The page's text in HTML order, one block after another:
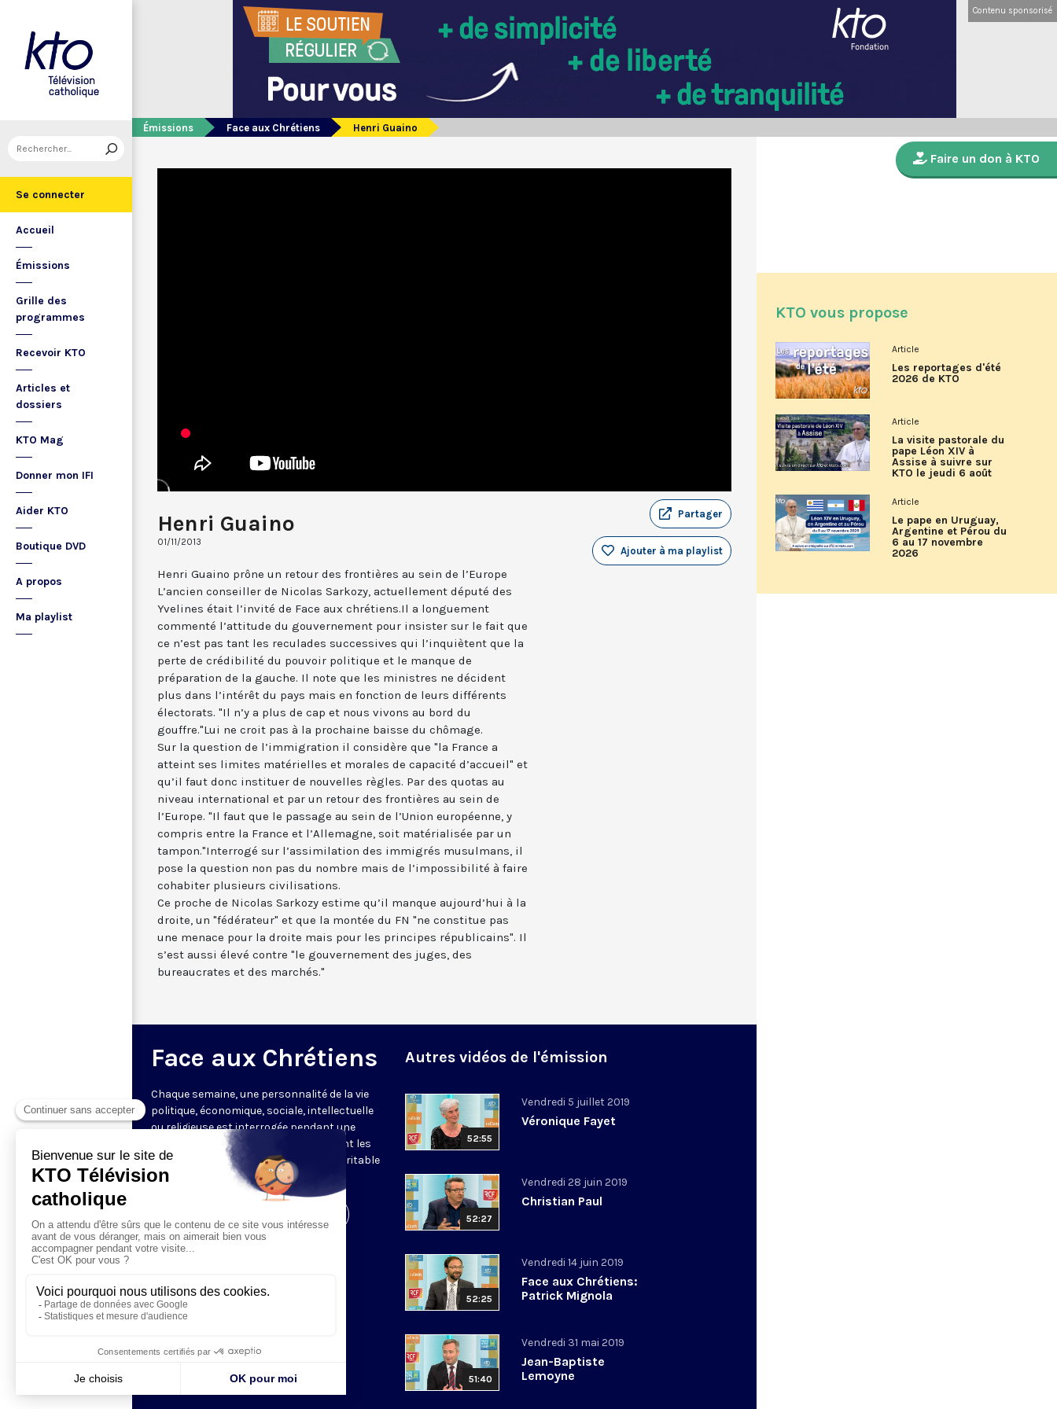
Se connecter
Accueil
Émissions
Grille des
programmes
Recevoir KTO
Articles et
dossiers
KTO Mag
Donner mon IFI
Aider KTO
Boutique DVD
A propos
Ma playlist
Contenu sponsorisé
Émissions Face aux Chrétiens Henri Guaino
Henri Guaino
01/11/2013
Partager
Ajouter à ma playlist
Henri Guaino prône un retour des frontières au sein de l’Europe
L’ancien conseiller de Nicolas Sarkozy, actuellement député des
Yvelines était l’invité de Face aux chrétiens.Il a longuement
commenté l’attitude du gouvernement pour insister sur le fait que
ce n’est pas tant les reculades successives qui l’inquiètent que la
perte de crédibilité du pouvoir politique et le manque de
préparation de la gauche. Il note que les ministres ne décident
plus dans l’intérêt du pays mais en fonction de leurs différents
électorats. "Il n’y a plus de cap et nous vivons au bord du
gouffre."Lui ne croit pas à la prochaine baisse du chômage.
Sur la question de l’immigration il considère que "la France a
atteint ses limites matérielles et morales de capacité d’accueil" et
qu’il faut donc instituer de nouvelles règles. Par des quotas au
niveau international et par un retour des frontières au sein de
l’Europe. "Il faut que le passage au sein de l’Union européenne, y
compris entre la France et l’Allemagne, soit matérialisée par un
tampon."Interrogé sur l’assimilation des immigrés musulmans, il
pose la question non pas du nombre mais de l’impossibilité à faire
cohabiter plusieurs civilisations.
Ce proche de Nicolas Sarkozy estime qu’il manque aujourd’hui à la
droite, un "fédérateur" et que la montée du FN "ne constitue pas
une menace pour la droite mais pour les principes républicains". Il
s’est aussi élevé contre "le gouvernement des juges, des
bureaucrates et des marchés."
Face aux Chrétiens
Chaque semaine, une personnalité de la vie
politique, économique, sociale, intellectuelle
ou religieuse est interrogée pendant une
heure par les journalistes représentant les
rédactions partenaires, offrant une véritable
mise en perspective de l’actualité.
Autres vidéos de l'émission
52:55
Vendredi 5 juillet 2019
Véronique Fayet
52:27
Vendredi 28 juin 2019
Christian Paul
52:25
Vendredi 14 juin 2019
Face aux Chrétiens:
Patrick Mignola
51:40
Vendredi 31 mai 2019
Jean-Baptiste
Lemoyne
Faire un don à KTO
KTO vous propose
Article
Les reportages d'été
2026 de KTO
Article
La visite pastorale du
pape Léon XIV à
Assise à suivre sur
KTO le jeudi 6 août
Article
Le pape en Uruguay,
Argentine et Pérou du
6 au 17 novembre
2026